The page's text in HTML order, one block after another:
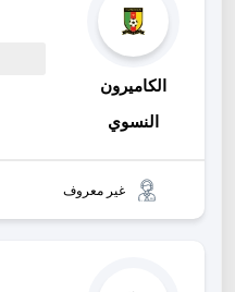
الكاميرون
النسوي
غير معروف